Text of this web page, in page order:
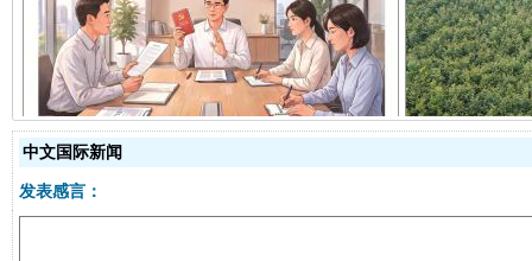
揭开“小金库”的免责幌子
中文国际新闻
发表感言：